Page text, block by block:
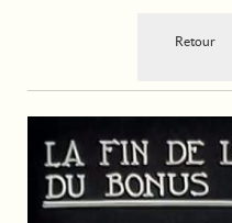
Retour